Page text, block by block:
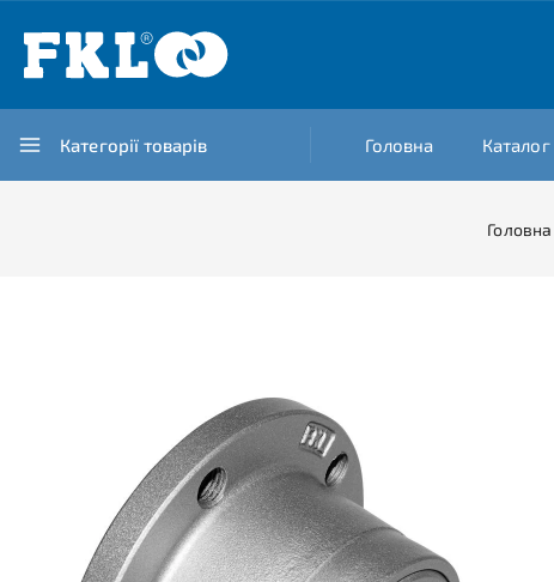
Категорії товарів Головна Каталог
Головна